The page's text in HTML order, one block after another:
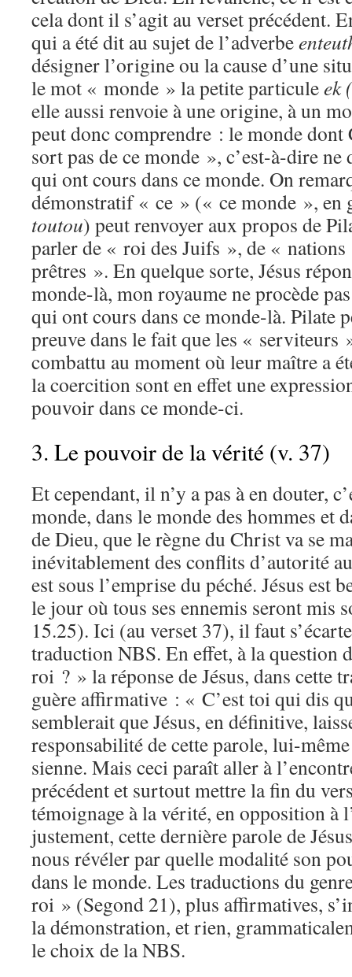
cela dont il s’agit au verset précédent.
qui a été dit au sujet de l’adverbe
désigner l’origine ou la cause d’une
le mot « monde » la petite particuleek
elle aussi renvoie à une origine, à un
peut donc comprendre : le monde
sort pas de ce monde », c’est-à-dire
qui ont cours dans ce monde. On
démonstratif « ce » (« ce monde », en
toutou) peut renvoyer aux propos de
parler de « roi des Juifs », de « nations
prêtres ». En quelque sorte, Jésus
monde-là, mon royaume ne procède
qui ont cours dans ce monde-là. Pilate
preuve dans le fait que les « serviteurs
combattu au moment où leur maître a
la coercition sont en effet une
pouvoir dans ce monde-ci.
3. Le pouvoir de la vérité (v. 37)
Et cependant, il n’y a pas à en douter,
monde, dans le monde des hommes et
de Dieu, que le règne du Christ va se
inévitablement des conflits d’autorité
est sous l’emprise du péché. Jésus est
le jour où tous ses ennemis seront mis
15.25). Ici (au verset 37), il faut
traduction NBS. En effet, à la question
roi ? » la réponse de Jésus, dans cette
guère affirmative : « C’est toi qui dis
semblerait que Jésus, en définitive,
responsabilité de cette parole, lui-
sienne. Mais ceci paraît aller à
précédent et surtout mettre la fin du
témoignage à la vérité, en opposition à
justement, cette dernière parole de
nous révéler par quelle modalité son
dans le monde. Les traductions du
roi » (Segond 21), plus affirmatives,
la démonstration, et rien,
le choix de la NBS.